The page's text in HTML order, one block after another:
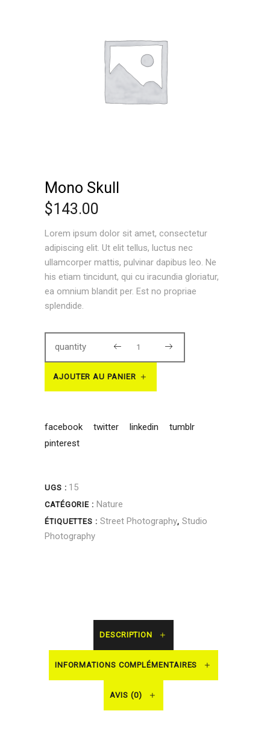
Mono Skull
$143.00
Lorem ipsum dolor sit amet, consectetur
adipiscing elit. Ut elit tellus, luctus nec
ullamcorper mattis, pulvinar dapibus leo. Ne
his etiam tincidunt, qui cu iracundia gloriatur,
ea omnium blandit per. Est no propriae
splendide.
Mono
Skull
quantity
AJOUTER AU PANIER
facebook twitter linkedin
tumblr
pinterest
UGS : 15
CATÉGORIE : Nature
ÉTIQUETTES : Street Photography, Studio
Photography
DESCRIPTION
INFORMATIONS COMPLÉMENTAIRES
AVIS (0)